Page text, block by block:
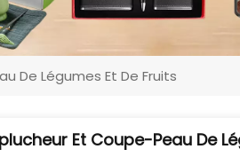
De Légumes Et De Fruits
Et Coupe-Peau De